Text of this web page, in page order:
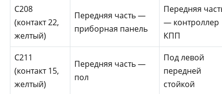
С208
(контакт 22,
желтый)
Передняя часть —
приборная панель
Передняя
— контроллер
КПП
С211
(контакт 15,
желтый)
Передняя часть —
пол
Под левой
передней
стойкой